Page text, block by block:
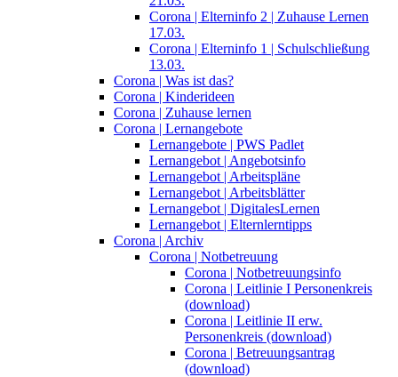
Corona | Elterninfo 2 | Zuhause Lernen
17.03.
Corona | Elterninfo 1 | Schulschließung
13.03.
Corona | Was ist das?
Corona | Kinderideen
Corona | Zuhause lernen
Corona | Lernangebote
Lernangebote | PWS Padlet
Lernangebot | Angebotsinfo
Lernangebot | Arbeitspläne
Lernangebot | Arbeitsblätter
Lernangebot | DigitalesLernen
Lernangebot | Elternlerntipps
Corona | Archiv
Corona | Notbetreuung
Corona | Notbetreuungsinfo
Corona | Leitlinie I Personenkreis
(download)
Corona | Leitlinie II erw.
Personenkreis (download)
Corona | Betreuungsantrag
(download)